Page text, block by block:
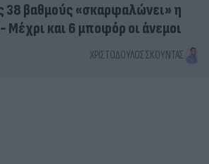
38 βαθμούς «σκαρφαλώνει» η
Μέχρι και 6 μποφόρ οι άνεμοι
ΧΡΙΣΤΌΔΟΥΛΟΣ ΣΚΟΎΝΤΑΣ